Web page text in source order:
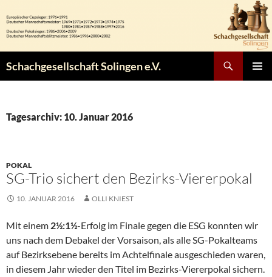
Inhalt
springen
Schachgesellschaft Solingen e.V.
Tagesarchiv: 10. Januar 2016
POKAL
SG-Trio sichert den Bezirks-Viererpokal
10. JANUAR 2016 OLLI KNIEST
Mit einem 2½:1½-Erfolg im Finale gegen die ESG konnten wir
uns nach dem Debakel der Vorsaison, als alle SG-Pokalteams
auf Bezirksebene bereits im Achtelfinale ausgeschieden waren,
in diesem Jahr wieder den Titel im Bezirks-Viererpokal sichern.